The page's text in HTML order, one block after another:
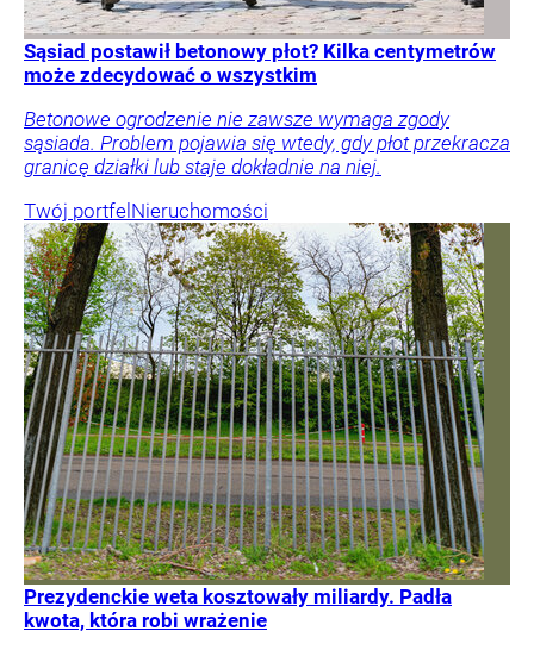
Sąsiad postawił betonowy płot? Kilka centymetrów
może zdecydować o wszystkim
Betonowe ogrodzenie nie zawsze wymaga zgody
sąsiada. Problem pojawia się wtedy, gdy płot przekracza
granicę działki lub staje dokładnie na niej.
Twój portfelNieruchomości
Prezydenckie weta kosztowały miliardy. Padła
kwota, która robi wrażenie